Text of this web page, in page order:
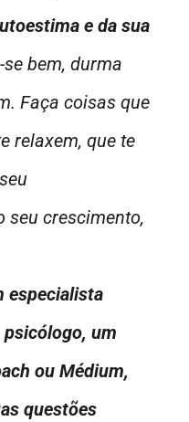
e da sua
bem, durma
Faça coisas que
relaxem, que te
seu crescimento,
especialista
um
ou Médium,
questões